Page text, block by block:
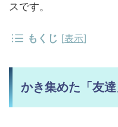
スです。
もくじ [表示]
かき集めた「友達